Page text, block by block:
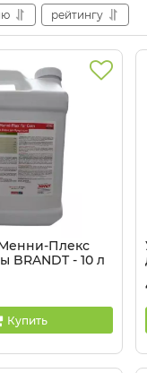
рейтингу
Плекс
BRANDT - 10 л
Купить